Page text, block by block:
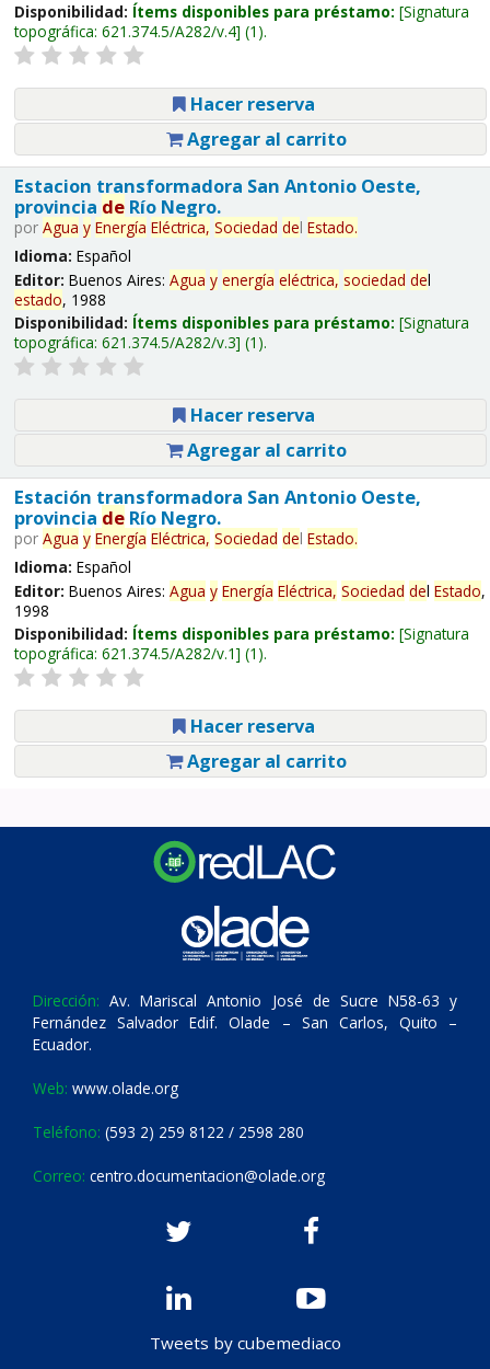
Disponibilidad: Ítems disponibles para préstamo: Signatura
topográfica: 621.374.5/A282/v.4 (1).
Hacer reserva
Agregar al carrito
Estacion transformadora San Antonio Oeste,
provincia deRío Negro.
por Agua y Energía Eléctrica, Sociedad del Estado.
Idioma: Español
Editor: Buenos Aires: Agua y energía eléctrica, sociedad del
estado, 1988
Disponibilidad: Ítems disponibles para préstamo: Signatura
topográfica: 621.374.5/A282/v.3 (1).
Hacer reserva
Agregar al carrito
Estación transformadora San Antonio Oeste,
provincia deRío Negro.
por Agua y Energía Eléctrica, Sociedad del Estado.
Idioma: Español
Editor: Buenos Aires: Agua y Energía Eléctrica, Sociedad del Estado,
1998
Disponibilidad: Ítems disponibles para préstamo: Signatura
topográfica: 621.374.5/A282/v.1 (1).
Hacer reserva
Agregar al carrito
Dirección: Av. Mariscal Antonio José de Sucre N58-63 y
Fernández Salvador Edif. Olade – San Carlos, Quito –
Ecuador.
Web: www.olade.org
Teléfono: (593 2) 259 8122 / 2598 280
Correo: centro.documentacion@olade.org
Tweets by cubemediaco